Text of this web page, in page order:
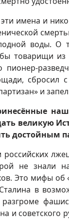
имена и
воды. О
товарищи
и
великую
достойным
российских
не знали
Это мифы об
в
и